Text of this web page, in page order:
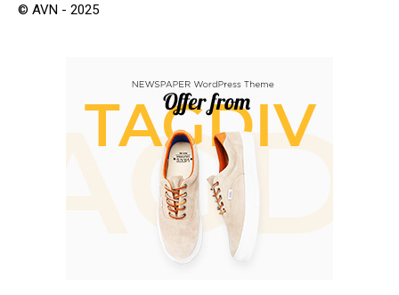
© AVN - 2025